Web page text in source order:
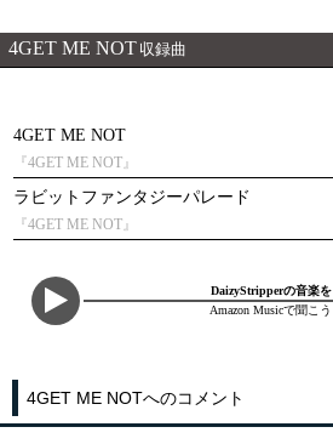
4GET ME NOT 収録曲
4GET ME NOT
『4GET ME NOT』
ラビットファンタジーパレード
『4GET ME NOT』
DaizyStripperの音楽を
Amazon Musicで聞こう
4GET ME NOTへのコメント